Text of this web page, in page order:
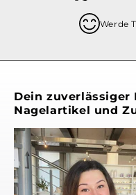
Werde
Dein
Nagelartikel und